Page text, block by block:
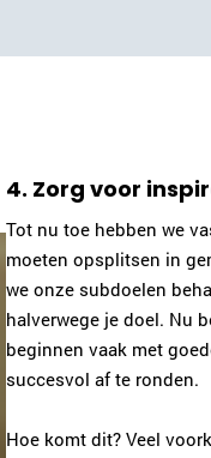
4. Zorg voor
Tot nu toe hebben we
moeten opsplitsen in
we onze subdoelen
halverwege je doel. Nu
beginnen vaak met
succesvol af te ronden.
Hoe komt dit? Veel